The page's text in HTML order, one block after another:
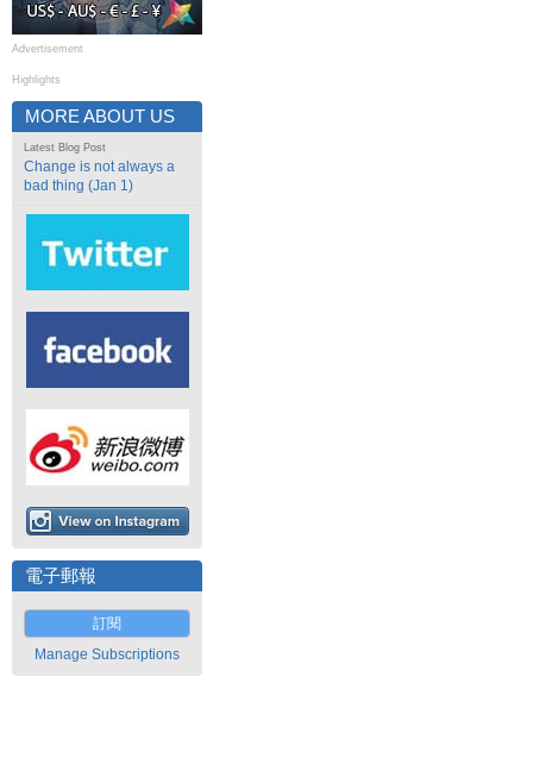
Advertisement
Highlights
MORE ABOUT US
Latest Blog Post
Change is not always a
bad thing (Jan 1)
電子郵報
訂閱
Manage Subscriptions